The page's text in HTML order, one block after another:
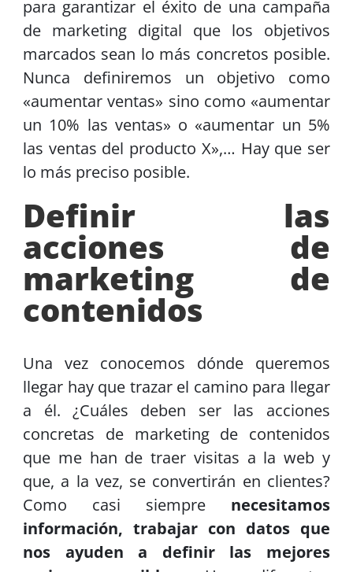
para garantizar el éxito de una campaña
de marketing digital que los objetivos
marcados sean lo más concretos posible.
Nunca definiremos un objetivo como
«aumentar ventas» sino como «aumentar
un 10% las ventas» o «aumentar un 5%
las ventas del producto X»,… Hay que ser
lo más preciso posible.
Definir las
acciones de
marketing de
contenidos
Una vez conocemos dónde queremos
llegar hay que trazar el camino para llegar
a él. ¿Cuáles deben ser las acciones
concretas de marketing de contenidos
que me han de traer visitas a la web y
que, a la vez, se convertirán en clientes?
Como casi siempre necesitamos
información, trabajar con datos que
nos ayuden a definir las mejores